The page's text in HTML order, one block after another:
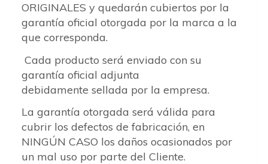
ORIGINALES y quedarán cubiertos por la
garantía oficial otorgada por la marca a la
que corresponda.
Cada producto será enviado con su
garantía oficial adjunta
debidamente sellada por la empresa.
La garantía otorgada será válida para
cubrir los defectos de fabricación, en
NINGÚN CASO los daños ocasionados por
un mal uso por parte del Cliente.